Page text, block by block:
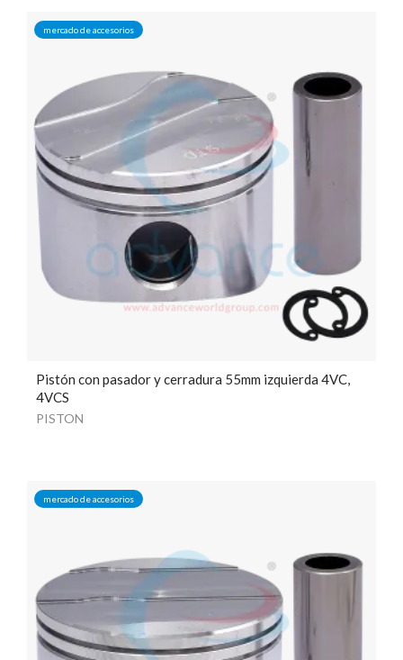
mercado de accesorios
Pistón con pasador y cerradura 55mm izquierda 4VC,
4VCS
PISTON
mercado de accesorios